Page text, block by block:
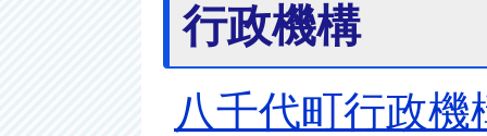
行政機構
八千代町行政機